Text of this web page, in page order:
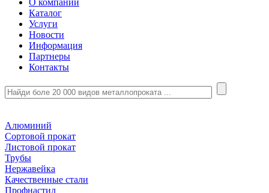
О компании
Каталог
Услуги
Новости
Информация
Партнеры
Контакты
Алюминий
Сортовой прокат
Листовой прокат
Трубы
Нержавейка
Качественные стали
Профнастил